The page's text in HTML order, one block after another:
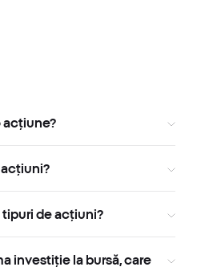
acțiune?
de acțiuni?
investiție la bursă, care